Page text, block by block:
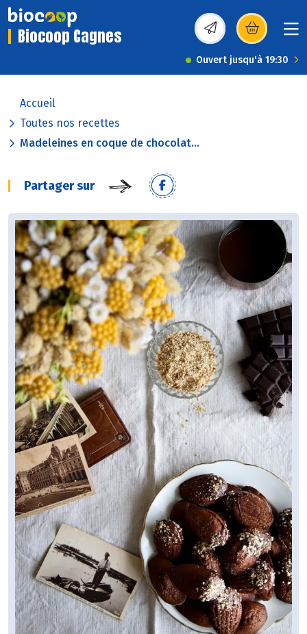
Biocoop Cagnes (s’ouvre dans une
Ouvert jusqu'à 19:30
Accueil
Toutes nos recettes
Madeleines en coque de chocolat...
Partager sur